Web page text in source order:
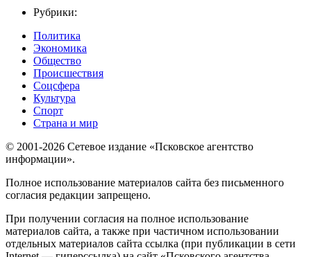
Рубрики:
Политика
Экономика
Общество
Происшествия
Соцсфера
Культура
Спорт
Страна и мир
© 2001-2026 Сетевое издание «Псковское агентство
информации».
Полное использование материалов сайта без письменного
согласия редакции запрещено.
При получении согласия на полное использование
материалов сайта, а также при частичном использовании
отдельных материалов сайта ссылка (при публикации в сети